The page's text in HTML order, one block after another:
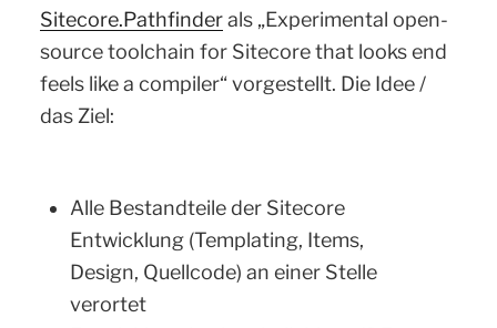
Sitecore.Pathfinderals „Experimental open-
source toolchain for Sitecore that looks end
feels like a compiler“ vorgestellt. Die Idee /
das Ziel:
Alle Bestandteile der Sitecore
Entwicklung (Templating, Items,
Design, Quellcode) an einer Stelle
verortet